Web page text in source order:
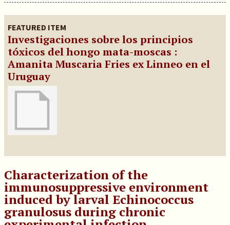
FEATURED ITEM
Investigaciones sobre los principios
tóxicos del hongo mata-moscas :
Amanita Muscaria Fries ex Linneo en el
Uruguay
Characterization of the
immunosuppressive environment
induced by larval Echinococcus
granulosus during chronic